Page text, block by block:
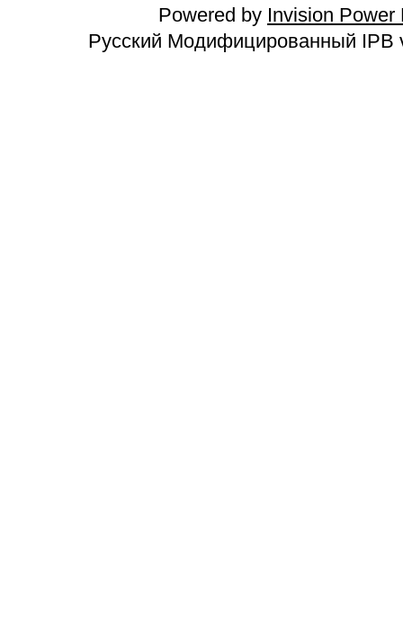
Powered by Invision Power
Русский Модифицированный IPB